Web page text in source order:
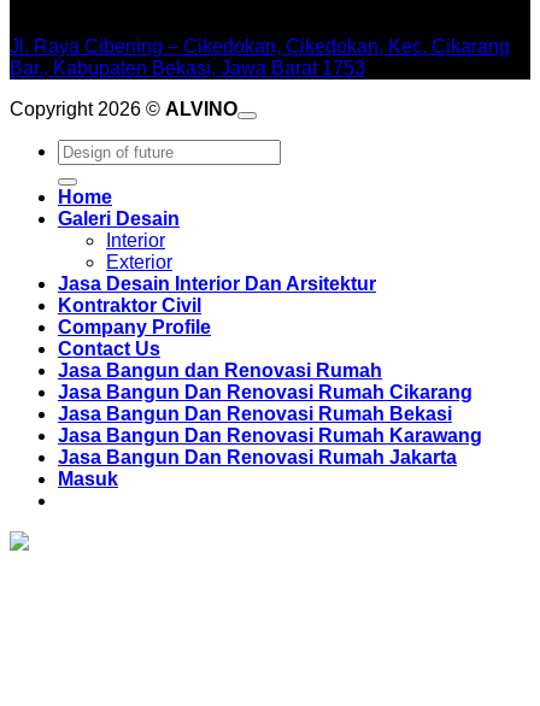
Jl. Raya Cibening – Cikedokan, Cikedokan, Kec. Cikarang
Bar., Kabupaten Bekasi, Jawa Barat 1753
Copyright 2026 © ALVINO
Pencarian
untuk:
Home
Galeri Desain
Interior
Exterior
Jasa Desain Interior Dan Arsitektur
Kontraktor Civil
Company Profile
Contact Us
Jasa Bangun dan Renovasi Rumah
Jasa Bangun Dan Renovasi Rumah Cikarang
Jasa Bangun Dan Renovasi Rumah Bekasi
Jasa Bangun Dan Renovasi Rumah Karawang
Jasa Bangun Dan Renovasi Rumah Jakarta
Masuk